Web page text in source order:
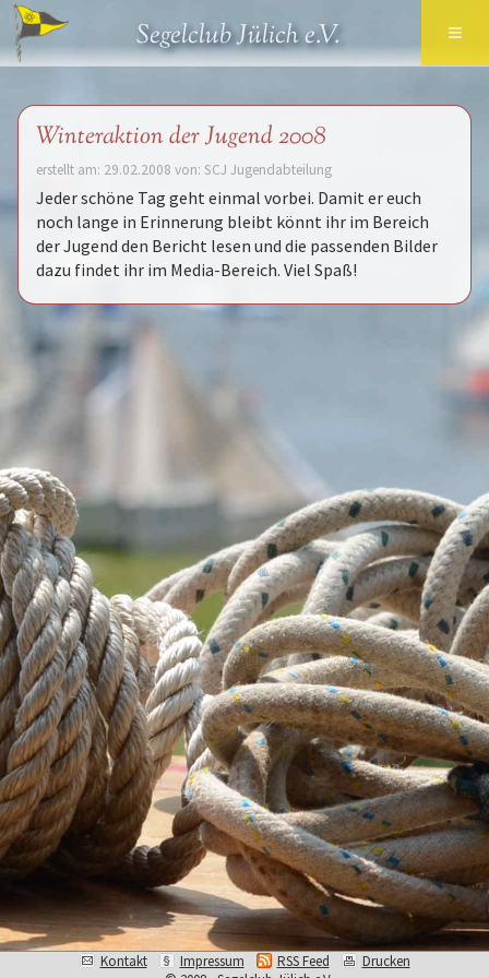
Segelclub Jülich e.V. ≡
Winteraktion der Jugend 2008
erstellt am: 29.02.2008 von: SCJ Jugendabteilung
Jeder schöne Tag geht einmal vorbei. Damit er euch
noch lange in Erinnerung bleibt könnt ihr im Bereich
der Jugend den Bericht lesen und die passenden Bilder
dazu findet ihr im Media-Bereich. Viel Spaß!
Kontakt Impressum RSS Feed
Drucken